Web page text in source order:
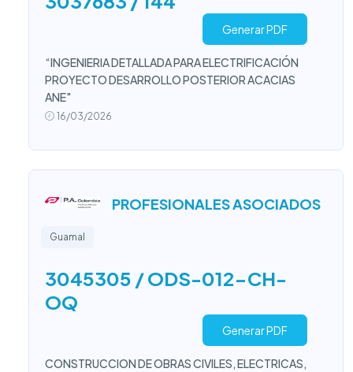
Generar PDF
“INGENIERIA DETALLADA PARA ELECTRIFICACIÓN
PROYECTO DESARROLLO POSTERIOR ACACIAS
ANE"
16/03/2026
PROFESIONALES ASOCIADOS
Guamal
3045305 / ODS-012-CH-
OQ
Generar PDF
CONSTRUCCION DE OBRAS CIVILES, ELECTRICAS,